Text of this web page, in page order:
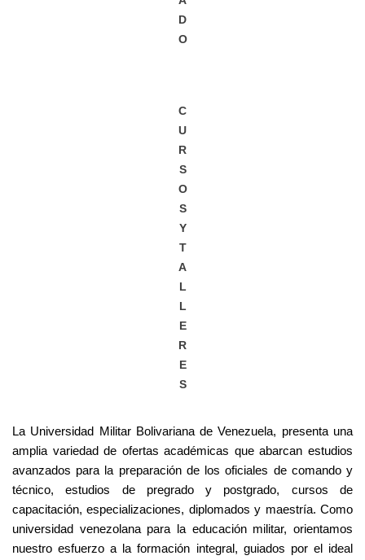
D
O
C
U
R
S
O
S
Y
T
A
L
L
E
R
E
S
La Universidad Militar Bolivariana de Venezuela, presenta una
amplia variedad de ofertas académicas que abarcan estudios
avanzados para la preparación de los oficiales de comando y
técnico, estudios de pregrado y postgrado, cursos de
capacitación, especializaciones, diplomados y maestría. Como
universidad venezolana para la educación militar, orientamos
nuestro esfuerzo a la formación integral, guiados por el ideal